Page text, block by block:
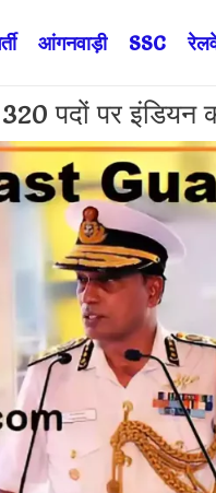
आंगनवाड़ी SSC
पर इंडियन